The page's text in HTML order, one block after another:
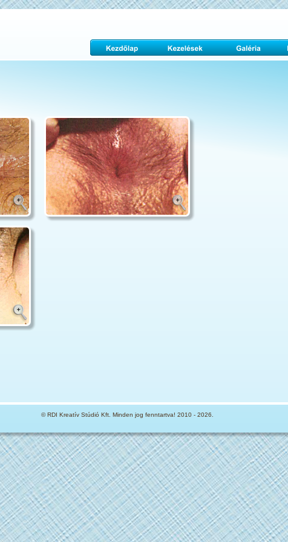
© RDI Kreatív Stúdió Kft. Minden jog fenntartva! 2010 - 2026.